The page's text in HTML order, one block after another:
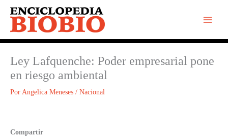
contenido
Ley Lafquenche: Poder empresarial pone
en riesgo ambiental
Por Angelica Meneses / Nacional
Compartir